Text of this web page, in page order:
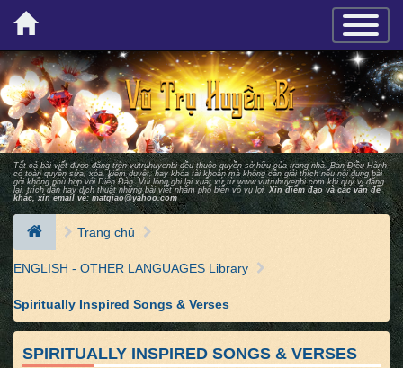
×
Tất cả bài viết được đăng trên vutruhuyenbi đều thuộc quyền sở hữu của trang nhà. Ban Ðiều Hành
có toàn quyền sửa, xóa, kiểm duyệt, hay khóa tài khoản mà không cần giải thích nếu nội dung bài
gởi không phù hợp với Diễn Ðàn. Vui lòng ghi lại xuất xứ từwww.vutruhuyenbi.comkhi quý vị đăng
lại, trích dẫn hay dịch thuật những bài viết nhằm phổ biến vô vụ lợi. Xin điểm đạo và các vấn đề
khác, xin email về: matgiao@yahoo.com
Trang chủ
ENGLISH - OTHER LANGUAGES Library
Spiritually Inspired Songs & Verses
SPIRITUALLY INSPIRED SONGS & VERSES